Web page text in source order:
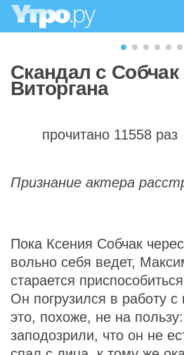
Скандал с
Виторгана
прочитано 11558 раз
Признание актера
Пока Ксения Собчак
вольно себя ведет,
старается
Он погрузился в работу с
это, похоже, не на
заподозрили, что он не